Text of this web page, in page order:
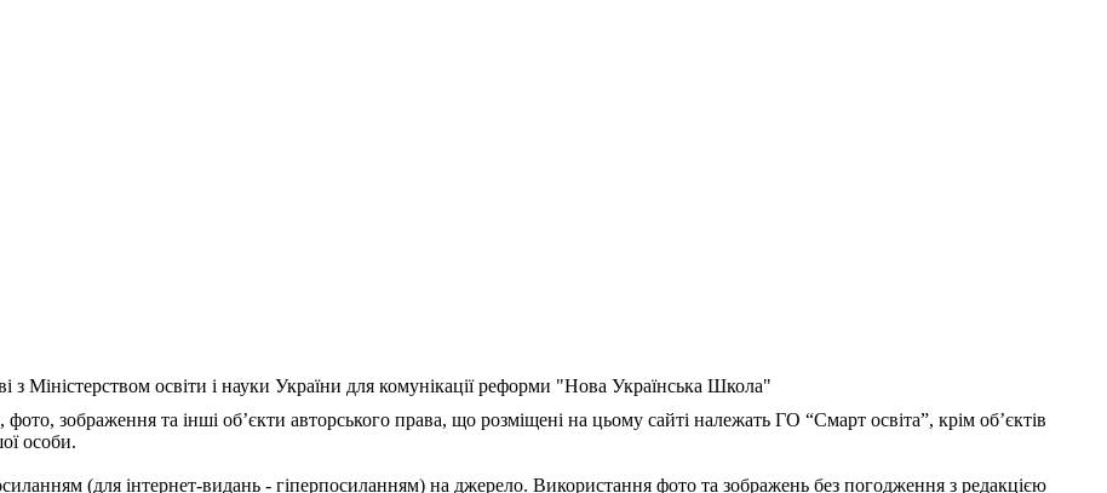
з Міністерством освіти і науки України для комунікації реформи "Нова Українська Школа"
зображення та інші об’єкти авторського права, що розміщені на цьому сайті належать ГО “Смарт освіта”, крім об’єктів
особи.
(для інтернет-видань - гіперпосиланням) на джерело. Використання фото та зображень без погодження з редакцією